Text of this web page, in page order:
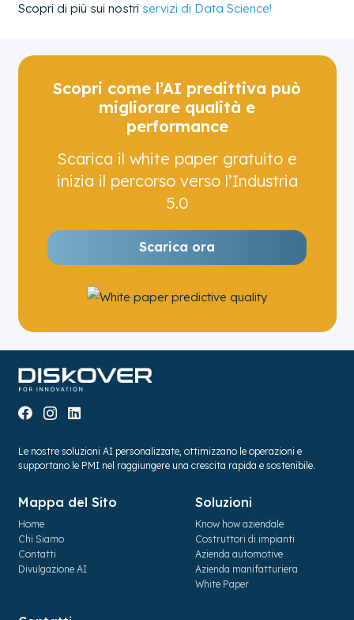
Scopri di più sui nostri servizi di Data Science!
Scopri come l’AI predittiva può
migliorare qualità e
performance
Scarica il white paper gratuito e
inizia il percorso verso l’Industria
5.0
Scarica ora
Le nostre soluzioni AI personalizzate, ottimizzano le operazioni e
supportano le PMI nel raggiungere una crescita rapida e sostenibile.
Mappa del Sito
Home
Chi Siamo
Contatti
Divulgazione AI
Soluzioni
Know how aziendale
Costruttori di impianti
Azienda automotive
Azienda manifatturiera
White Paper